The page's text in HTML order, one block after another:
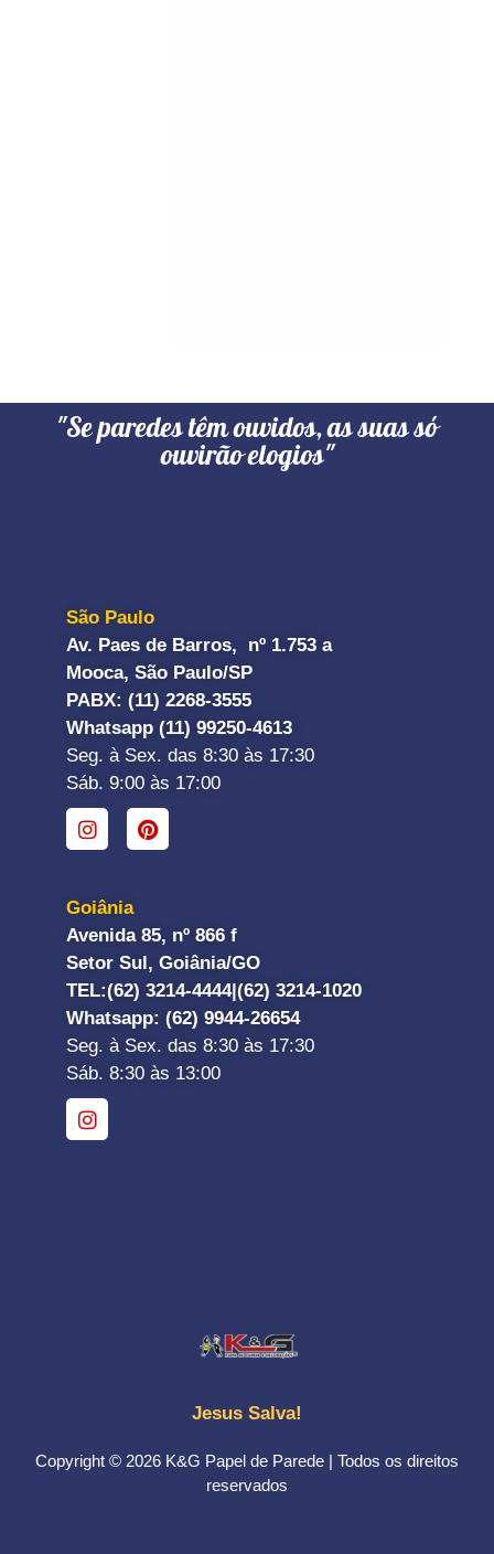
"Se paredes têm ouvidos, as suas só
ouvirão elogios"
São Paulo
Av. Paes de Barros, nº 1.753 a
Mooca, São Paulo/SP
PABX: (11) 2268-3555
Whatsapp (11) 99250-4613
Seg. à Sex. das 8:30 às 17:30
Sáb. 9:00 às 17:00
Goiânia
Avenida 85, nº 866 f
Setor Sul, Goiânia/GO
TEL:(62) 3214-4444|(62) 3214-1020
Whatsapp: (62) 9944-26654
Seg. à Sex. das 8:30 às 17:30
Sáb. 8:30 às 13:00
Jesus Salva!
Copyright © 2026 K&G Papel de Parede | Todos os direitos
reservados